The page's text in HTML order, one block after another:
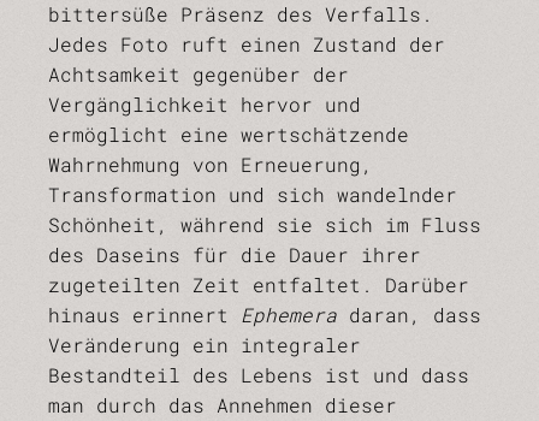
bittersüße Präsenz des Verfalls.
Jedes Foto ruft einen Zustand der
Achtsamkeit gegenüber der
Vergänglichkeit hervor und
ermöglicht eine wertschätzende
Wahrnehmung von Erneuerung,
Transformation und sich wandelnder
Schönheit, während sie sich im Fluss
des Daseins für die Dauer ihrer
zugeteilten Zeit entfaltet. Darüber
hinaus erinnert Ephemera daran, dass
Veränderung ein integraler
Bestandteil des Lebens ist und dass
man durch das Annehmen dieser